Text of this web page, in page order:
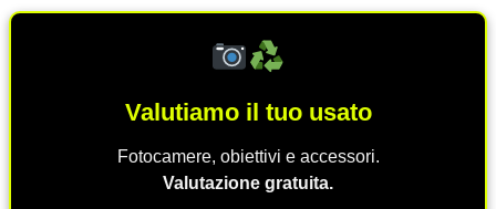
Valutiamo il tuo usato
Fotocamere, obiettivi e accessori.
Valutazione gratuita.